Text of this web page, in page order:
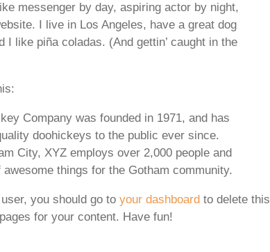
messenger by day, aspiring actor by night,
I live in Los Angeles, have a great dog
I like piña coladas. (And gettin’ caught in the
Company was founded in 1971, and has
doohickeys to the public ever since.
City, XYZ employs over 2,000 people and
things for the Gotham community.
you should go to your dashboard to delete this
for your content. Have fun!